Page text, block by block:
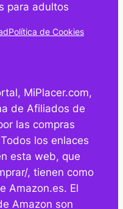
para adultos
Política de Cookies
MiPlacer.com,
de Afiliados de
las compras
los enlaces
esta web, que
, tienen como
Amazon.es. El
Amazon son